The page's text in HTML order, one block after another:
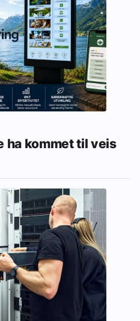
ha kommet til veis